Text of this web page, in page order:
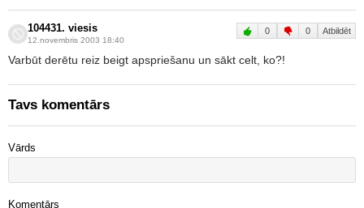
104431. viesis
12.novembris 2003 18:40
0 0 Atbildēt
Varbūt derētu reiz beigt apspriešanu un sākt celt, ko?!
Tavs komentārs
Vārds
Komentārs